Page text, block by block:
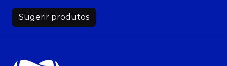
Sugerir produtos